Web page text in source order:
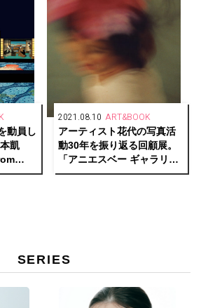
動員し
凱
2021.08.10 ART&BOOK
アーティスト花代の写真活
動30年を振り返る回顧展。
「アニエスベー ギャラリー
ブティック」にて写真
SERIES